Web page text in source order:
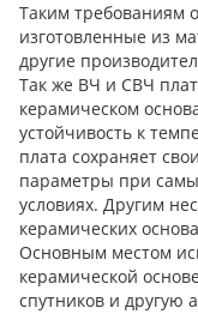
Таким требованиям
изготовленные из
другие
Так же ВЧ и СВЧ
керамическом
устойчивость к
плата сохраняет
параметры при
условиях. Другим
керамических
Основным местом
керамической
спутников и другую